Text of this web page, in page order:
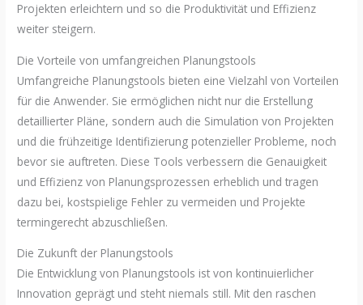
Projekten erleichtern und so die Produktivität und Effizienz
weiter steigern.
Die Vorteile von umfangreichen Planungstools
Umfangreiche Planungstools bieten eine Vielzahl von Vorteilen
für die Anwender. Sie ermöglichen nicht nur die Erstellung
detaillierter Pläne, sondern auch die Simulation von Projekten
und die frühzeitige Identifizierung potenzieller Probleme, noch
bevor sie auftreten. Diese Tools verbessern die Genauigkeit
und Effizienz von Planungsprozessen erheblich und tragen
dazu bei, kostspielige Fehler zu vermeiden und Projekte
termingerecht abzuschließen.
Die Zukunft der Planungstools
Die Entwicklung von Planungstools ist von kontinuierlicher
Innovation geprägt und steht niemals still. Mit den raschen